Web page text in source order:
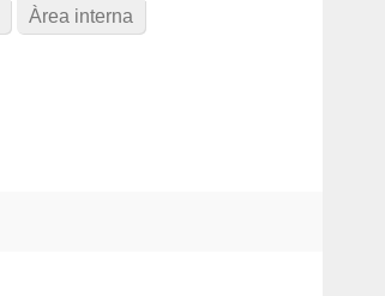
Àrea interna